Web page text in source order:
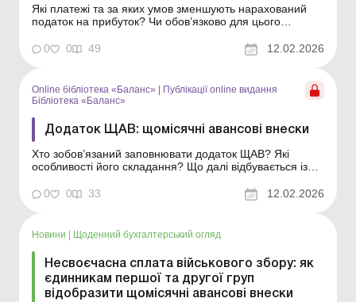
Які платежі та за яких умов зменшують нарахований
податок на прибуток? Чи обов’язково для цього
статті. Бібліотека Баланс № 3 «Декларація з податку на
прибуток за 2025 рік» Платники податку на прибуток
0 0 49 12.02.2026
Online бібліотека «Баланс»
Публікації online видання
Бібліотека «Баланс»
Додаток ЩАВ: щомісячні авансові внески
Хто зобов’язаний заповнювати додаток ЩАВ? Які
особливості його складання? Що далі відбувається із
ЩАВ? Чи слід переносити їх до іншого додатка для
зарахування у зменшення поточного податку на
0 0 33 12.02.2026
Новини Щоденний бухгалтерський огляд
Несвоєчасна сплата військового збору: як
єдинникам першої та другої груп
відобразити щомісячні авансові внески